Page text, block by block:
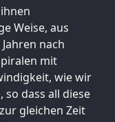
Weise, aus
nach
mit
wie wir
dass all diese
gleichen Zeit